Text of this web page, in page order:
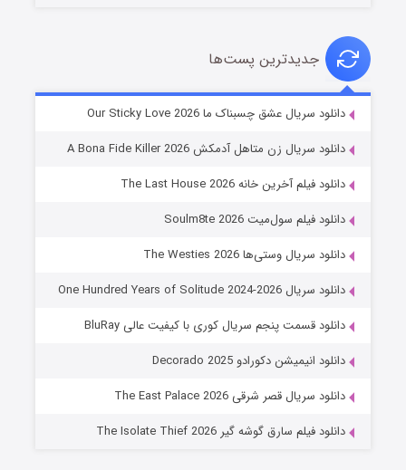
شوهر
عملیات آپارتمان
قسمت۲ (زیرنویس) منتشر شد
جدیدترین پست‌ها
دانلود سریال عشق چسبناک ما Our Sticky Love 2026
دانلود سریال زن متاهل آدمکش A Bona Fide Killer 2026
دانلود فیلم آخرین خانه The Last House 2026
دانلود فیلم سول‌میت Soulm8te 2026
دانلود سریال وستی‌ها The Westies 2026
دانلود سریال One Hundred Years of Solitude 2024-2026
دانلود قسمت پنجم سریال کوری با کیفیت عالی BluRay
دانلود انیمیشن دکورادو Decorado 2025
دانلود سریال قصر شرقی The East Palace 2026
دانلود فیلم سارق گوشه گیر The Isolate Thief 2026